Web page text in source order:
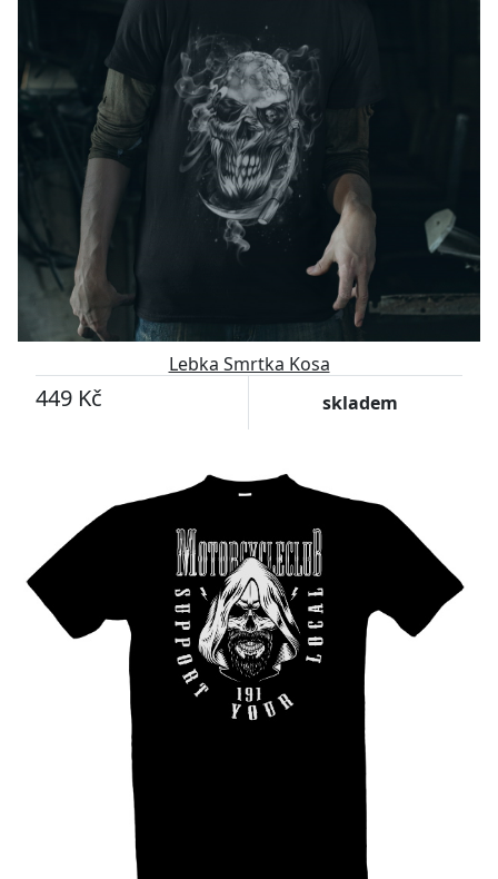
Lebka Smrtka Kosa
449 Kč skladem